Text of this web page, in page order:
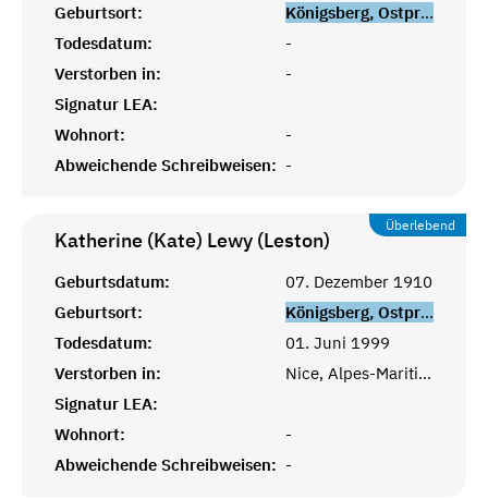
Geburtsort:
Königsberg, Ostpreußen
Todesdatum:
-
Verstorben in:
-
Signatur LEA:
Wohnort:
-
Abweichende Schreibweisen: -
Überlebend
Katherine (Kate) Lewy (Leston)
Geburtsdatum:
07. Dezember 1910
Geburtsort:
Königsberg, Ostpreußen
Todesdatum:
01. Juni 1999
Verstorben in:
Nice, Alpes-Maritimes
Signatur LEA:
Wohnort:
-
Abweichende Schreibweisen: -